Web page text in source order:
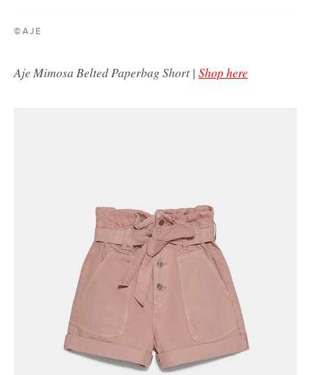
©AJE
Aje Mimosa Belted Paperbag Short | Shop here